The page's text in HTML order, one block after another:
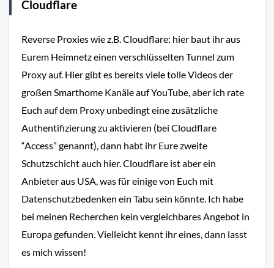
Cloudflare
Reverse Proxies wie z.B. Cloudflare: hier baut ihr aus
Eurem Heimnetz einen verschlüsselten Tunnel zum
Proxy auf. Hier gibt es bereits viele tolle Videos der
großen Smarthome Kanäle auf YouTube, aber ich rate
Euch auf dem Proxy unbedingt eine zusätzliche
Authentifizierung zu aktivieren (bei Cloudflare
“Access” genannt), dann habt ihr Eure zweite
Schutzschicht auch hier. Cloudflare ist aber ein
Anbieter aus USA, was für einige von Euch mit
Datenschutzbedenken ein Tabu sein könnte. Ich habe
bei meinen Recherchen kein vergleichbares Angebot in
Europa gefunden. Vielleicht kennt ihr eines, dann lasst
es mich wissen!